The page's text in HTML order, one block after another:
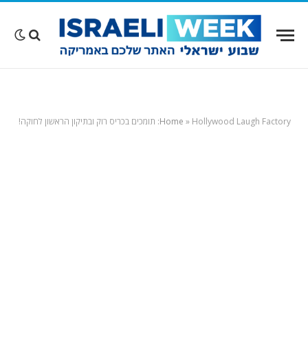
Home » Hollywood Laugh Factory: תומכים בכריס רוק ובתיקון הראשון לחוקה!